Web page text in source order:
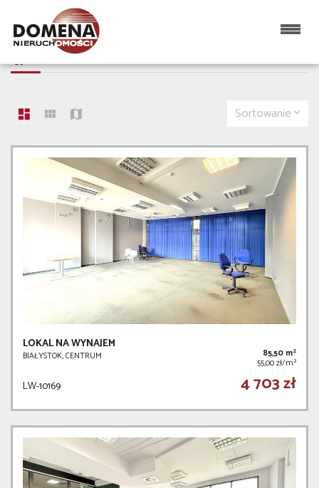
NIERUCHOMOŚCI NA WYNAJEM
139 OFERT
Sortowanie
LOKAL NA WYNAJEM
BIAŁYSTOK, CENTRUM 85,50 m2
55,00 zł/m2
LW-10169 4 703 zł